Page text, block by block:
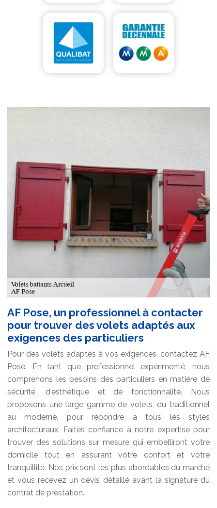
AF Pose, un professionnel à contacter
pour trouver des volets adaptés aux
exigences des particuliers
Pour des volets adaptés à vos exigences, contactez AF
Pose. En tant que professionnel expérimenté, nous
comprenons les besoins des particuliers en matière de
sécurité, d'esthétique et de fonctionnalité. Nous
proposons une large gamme de volets, du traditionnel
au moderne, pour répondre à tous les styles
architecturaux. Faites confiance à notre expertise pour
trouver des solutions sur mesure qui embelliront votre
domicile tout en assurant votre confort et votre
tranquillité. Nos prix sont les plus abordables du marché
et vous recevez un devis détaillé avant la signature du
contrat de prestation.